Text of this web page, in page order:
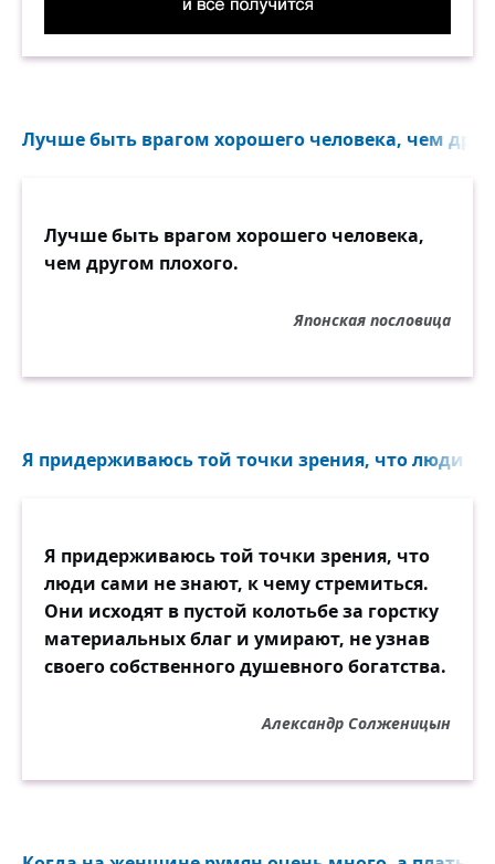
Лучше быть врагом хорошего человека, чем
Лучше быть врагом хорошего человека,
чем другом плохого.
Японская пословица
Я придерживаюсь той точки зрения, что люди
Я придерживаюсь той точки зрения, что
люди сами не знают, к чему стремиться.
Они исходят в пустой колотьбе за горстку
материальных благ и умирают, не узнав
своего собственного душевного богатства.
Александр Солженицын